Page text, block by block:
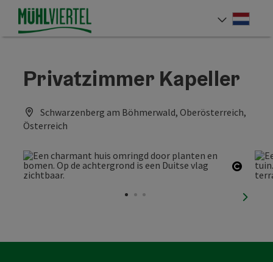
InhoudAccesskey
[0]
NavigatieAccesskey
[1]
PaginabeginAccesskey
[2]
Privatzimmer Kapeller
Schwarzenberg am Böhmerwald, Oberösterreich,
Österreich
Start